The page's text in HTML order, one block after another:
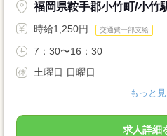
福岡県鞍手郡小竹町/小竹
時給1,250円 交通費一部支給
7：30〜16：30
土曜日 日曜日
もっと
求人詳細